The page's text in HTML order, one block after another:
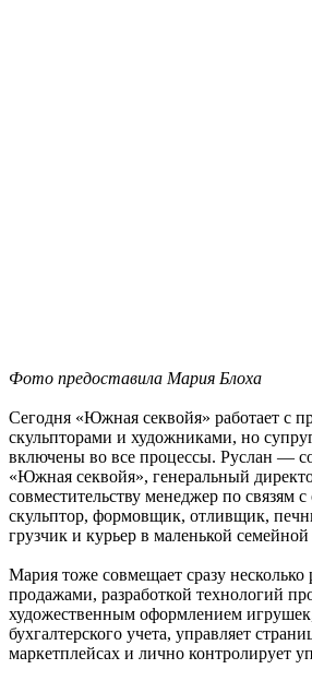
Фото предоставила Мария Блоха
Сегодня «Южная секвойя» работает с
скульпторами и художниками, но
включены во все процессы. Руслан —
«Южная секвойя», генеральный
совместительству менеджер по связям
скульптор, формовщик, отливщик,
грузчик и курьер в маленькой
Мария тоже совмещает сразу несколько
продажами, разработкой технологий
художественным оформлением
бухгалтерского учета, управляет
маркетплейсах и лично контролирует